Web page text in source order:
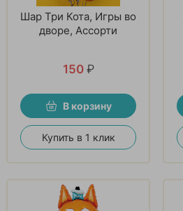
Шар Три Кота, Игры во
дворе, Ассорти
150 ₽
В корзину
Купить в 1 клик